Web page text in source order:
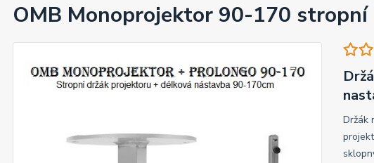
OMB Monoprojektor 90-170
Držák